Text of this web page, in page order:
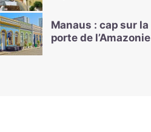
Manaus : cap sur la
porte de l’Amazonie